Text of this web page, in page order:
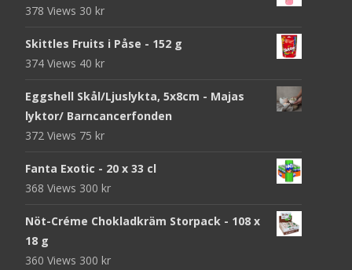
378 Views 30 kr
Skittles Fruits i Påse - 152 g
374 Views 40 kr
Eggshell Skål/Ljuslykta, 5x8cm - Majas
lyktor/ Barncancerfonden
372 Views 75 kr
Fanta Exotic - 20 x 33 cl
368 Views 300 kr
Nöt-Créme Chokladkräm Storpack - 108 x
18 g
360 Views 300 kr